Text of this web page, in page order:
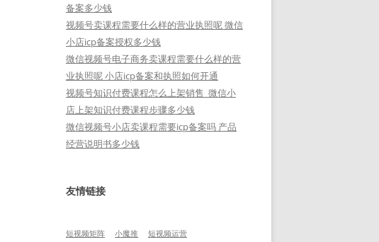
备案多少钱
视频号卖课程需要什么样的营业执照呢 微信
小店icp备案授权多少钱
微信视频号电子商务卖课程需要什么样的营
业执照呢 小店icp备案和执照如何开通
视频号知识付费课程怎么上架销售_微信小
店上架知识付费课程步骤多少钱
微信视频号小店卖课程需要icp备案吗 产品
经营说明书多少钱
友情链接
短视频矩阵 小魔推 短视频运营